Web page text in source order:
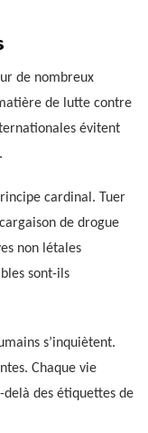
de nombreux
de lutte contre
évitent
cardinal. Tuer
de drogue
non létales
sont-ils
s’inquiètent.
Chaque vie
des étiquettes de